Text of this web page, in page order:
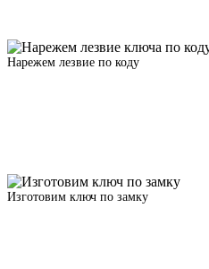
Нарежем лезвие по коду
Изготовим ключ по замку